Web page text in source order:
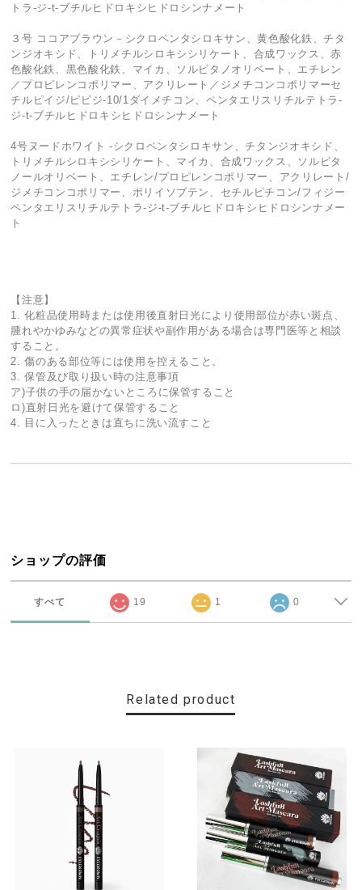
トラ-ジ-t-ブチルヒドロキシヒドロシンナメート
３号 ココアブラウン－シクロペンタシロキサン、黄色酸化鉄、チタ
ンジオキシド、トリメチルシロキシシリケート、合成ワックス、赤
色酸化鉄、黒色酸化鉄、マイカ、ソルビタノオリベート、エチレン
／プロピレンコポリマー、アクリレート／ジメチコンコポリマーセ
チルピイジ/ピピジ-10/1ダイメチコン、ペンタエリスリチルテトラ-
ジ-t-ブチルヒドロキシヒドロシンナメート
4号ヌードホワイト -シクロペンタシロキサン、チタンジオキシド、
トリメチルシロキシシリケート、マイカ、合成ワックス、ソルビタ
ノールオリベート、エチレン/プロピレンコポリマー、アクリレート/
ジメチコンコポリマー、ポリイソブテン、セチルピチコン/フィジー
ペンタエリスリチルテトラ-ジ-t-ブチルヒドロキシヒドロシンナメー
ト
【注意】
1. 化粧品使用時または使用後直射日光により使用部位が赤い斑点、
腫れやかゆみなどの異常症状や副作用がある場合は専門医等と相談
すること。
2. 傷のある部位等には使用を控えること。
3. 保管及び取り扱い時の注意事項
ア)子供の手の届かないところに保管すること
ロ)直射日光を避けて保管すること
4. 目に入ったときは直ちに洗い流すこと
ショップの評価
すべて 19 1 0
Related product